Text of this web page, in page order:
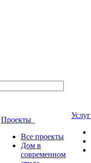
Проекты
Все проекты
Дом в
современном